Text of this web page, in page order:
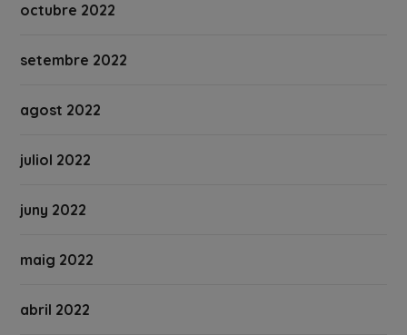
octubre 2022
setembre 2022
agost 2022
juliol 2022
juny 2022
maig 2022
abril 2022